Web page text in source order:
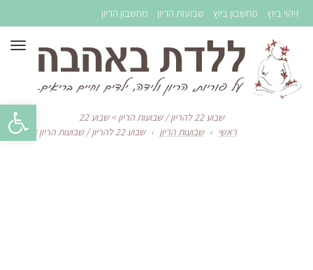
זיהוי ביוץ מחשבון ביוץ שבועות הריון מחשבון הריון
שבוע 22 להריון / שבועות הריון > שבוע 22
ראשי › שבועות הריון › שבוע 22 להריון / שבועות הריון > שבוע 22
פתח